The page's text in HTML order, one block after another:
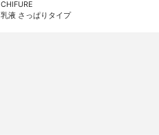
CHIFURE
乳液 さっぱりタイプ